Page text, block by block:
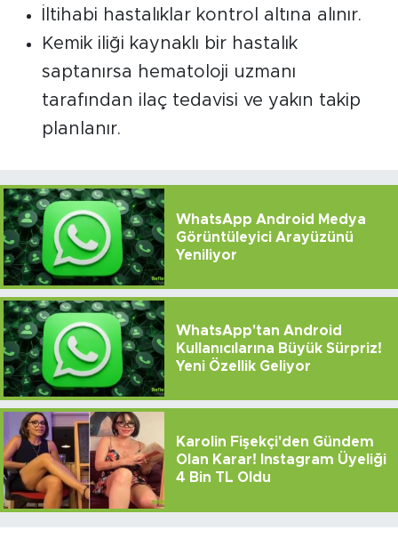
İltihabi hastalıklar kontrol altına alınır.
Kemik iliği kaynaklı bir hastalık
saptanırsa hematoloji uzmanı
tarafından ilaç tedavisi ve yakın takip
planlanır.
WhatsApp Android Medya
Görüntüleyici Arayüzünü
Yeniliyor
WhatsApp'tan Android
Kullanıcılarına Büyük Sürpriz!
Yeni Özellik Geliyor
Karolin Fişekçi'den Gündem
Olan Karar! Instagram Üyeliği
4 Bin TL Oldu